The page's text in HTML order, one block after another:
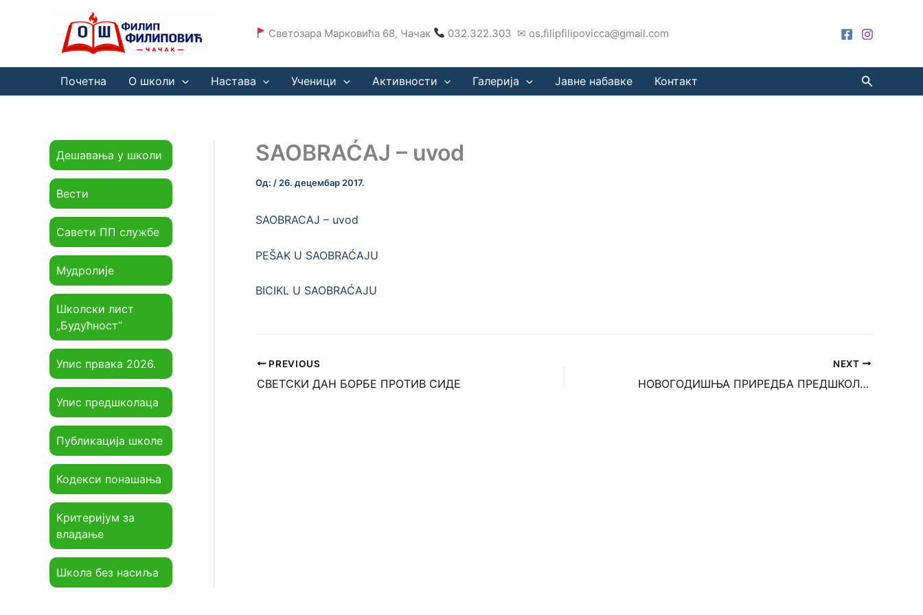
Светозара Марковића 68, Чачак 032.322.303 ✉ os.filipfilipovicca@gmail.com
Почетна О школи Настава Ученици Активности Галерија Јавне набавке Контакт Претрага
Дешавања у школи
Вести
Савети ПП службе
Мудролије
Школски лист
„Будућност“
Упис првака 2026.
Упис предшколаца
Публикација школе
Кодекси понашања
Критеријум за
владање
Школа без насиља
SAOBRAĆAJ – uvod
Од: / 26. децембар 2017.
SAOBRACAJ – uvod
PEŠAK U SAOBRAĆAJU
BICIKL U SAOBRAĆAJU
PREVIOUS
СВЕТСКИ ДАН БОРБЕ ПРОТИВ СИДЕ
NEXT
НОВОГОДИШЊА ПРИРЕДБА ПРЕДШКОЛАЦА